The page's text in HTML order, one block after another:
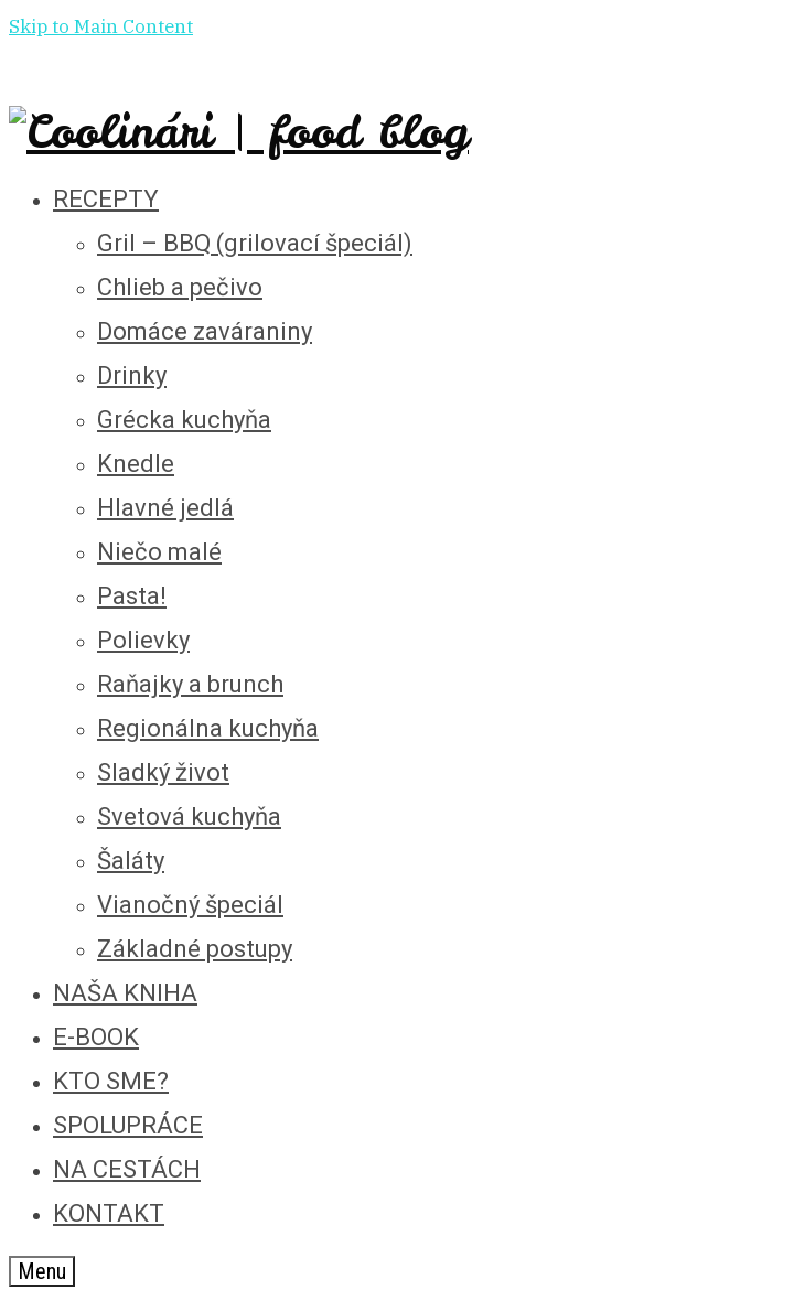
Skip to Main Content
RECEPTY
Gril – BBQ (grilovací špeciál)
Chlieb a pečivo
Domáce zaváraniny
Drinky
Grécka kuchyňa
Knedle
Hlavné jedlá
Niečo malé
Pasta!
Polievky
Raňajky a brunch
Regionálna kuchyňa
Sladký život
Svetová kuchyňa
Šaláty
Vianočný špeciál
Základné postupy
NAŠA KNIHA
E-BOOK
KTO SME?
SPOLUPRÁCE
NA CESTÁCH
KONTAKT
Menu